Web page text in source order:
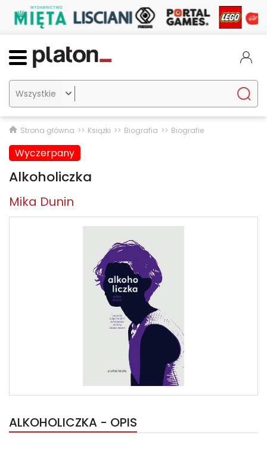

Strona główna Książki Biografia Biografie
Wyczerpany
Alkoholiczka
Mika Dunin
ALKOHOLICZKA - OPIS